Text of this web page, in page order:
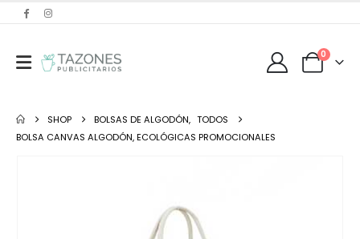
0
SHOP BOLSAS DE ALGODÓN, TODOS
BOLSA CANVAS ALGODÓN, ECOLÓGICAS PROMOCIONALES